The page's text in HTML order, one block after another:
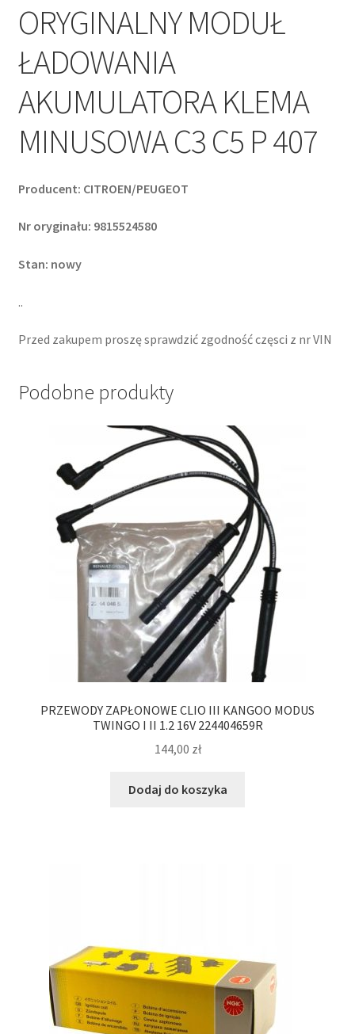
ORYGINALNY MODUŁ
ŁADOWANIA
AKUMULATORA KLEMA
MINUSOWA C3 C5 P 407
Producent: CITROEN/PEUGEOT
Nr oryginału: 9815524580
Stan: nowy
..
Przed zakupem proszę sprawdzić zgodność częsci z nr VIN
Podobne produkty
PRZEWODY ZAPŁONOWE CLIO III KANGOO MODUS
TWINGO I II 1.2 16V 224404659R
144,00 zł
Dodaj do koszyka